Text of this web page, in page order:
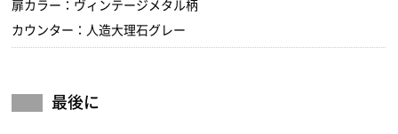
扉カラー：ヴィンテージメタル柄
カウンター：人造大理石グレー
最後に